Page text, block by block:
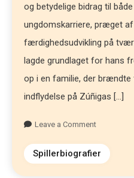
og betydelige bidrag til
ungdomskarriere, præget
færdighedsudvikling på
lagde grundlaget for hans
op i en familie, der
indflydelse på Zúñigas […]
Leave a Comment
Spillerbiografier